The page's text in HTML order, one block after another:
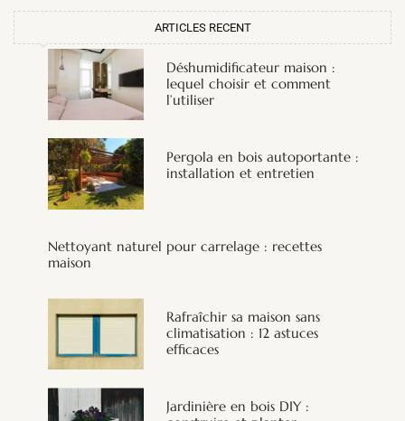
ARTICLES RECENT
Déshumidificateur maison :
lequel choisir et comment
l’utiliser
Pergola en bois autoportante :
installation et entretien
Nettoyant naturel pour carrelage : recettes
maison
Rafraîchir sa maison sans
climatisation : 12 astuces
efficaces
Jardinière en bois DIY :